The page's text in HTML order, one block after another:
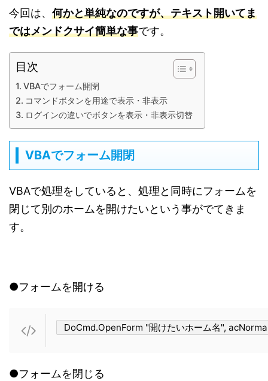
今回は、 何かと単純なのですが、テキスト開いてま
ではメンドクサイ簡単な事です。
目次
VBAでフォーム開閉
コマンドボタンを用途で表示・非表示
ログインの違いでボタンを表示・非表示切替
VBAでフォーム開閉
VBAで処理をしていると、処理と同時にフォームを
閉じて別のホームを開けたいという事がでてきま
す。
●フォームを開ける
●フォームを閉じる